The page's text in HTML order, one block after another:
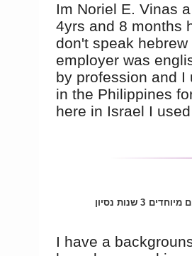
Im Noriel E. Vinas
4yrs and 8 months
don't speak
employer was
by profession and I
in the Philippines
here in Israel I
מיוחדים 3 שנות נסיון
I have a